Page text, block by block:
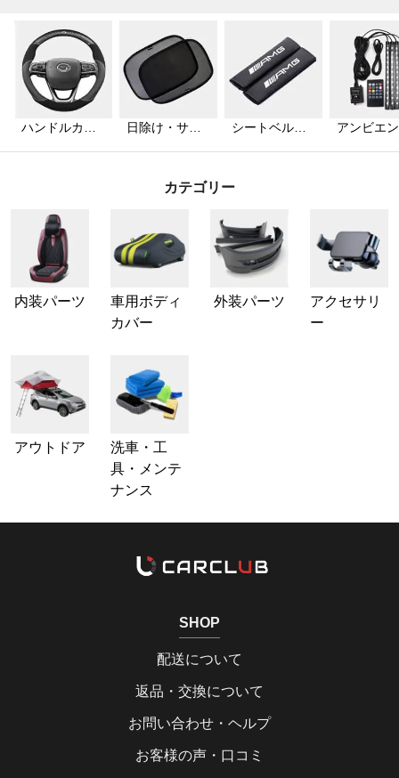
ハンドルカバ
日除け・サン
シートベルト
アンビエ
カテゴリー
内装パーツ
車用ボディ
カバー
外装パーツ
アクセサリ
ー
アウトドア
洗車・工
具・メンテ
ナンス
SHOP
配送について
返品・交換について
お問い合わせ・ヘルプ
お客様の声・口コミ